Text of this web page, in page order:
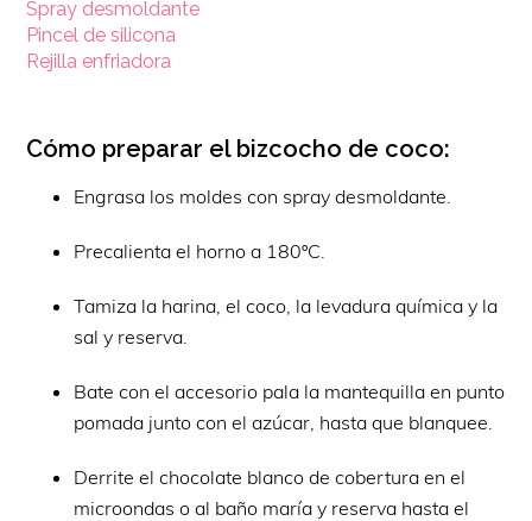
Spray desmoldante
Pincel de silicona
Rejilla enfriadora
Cómo preparar el bizcocho de coco:
Engrasa los moldes con spray desmoldante.
Precalienta el horno a 180ºC.
Tamiza la harina, el coco, la levadura química y la
sal y reserva.
Bate con el accesorio pala la mantequilla en punto
pomada junto con el azúcar, hasta que blanquee.
Derrite el chocolate blanco de cobertura en el
microondas o al baño maría y reserva hasta el